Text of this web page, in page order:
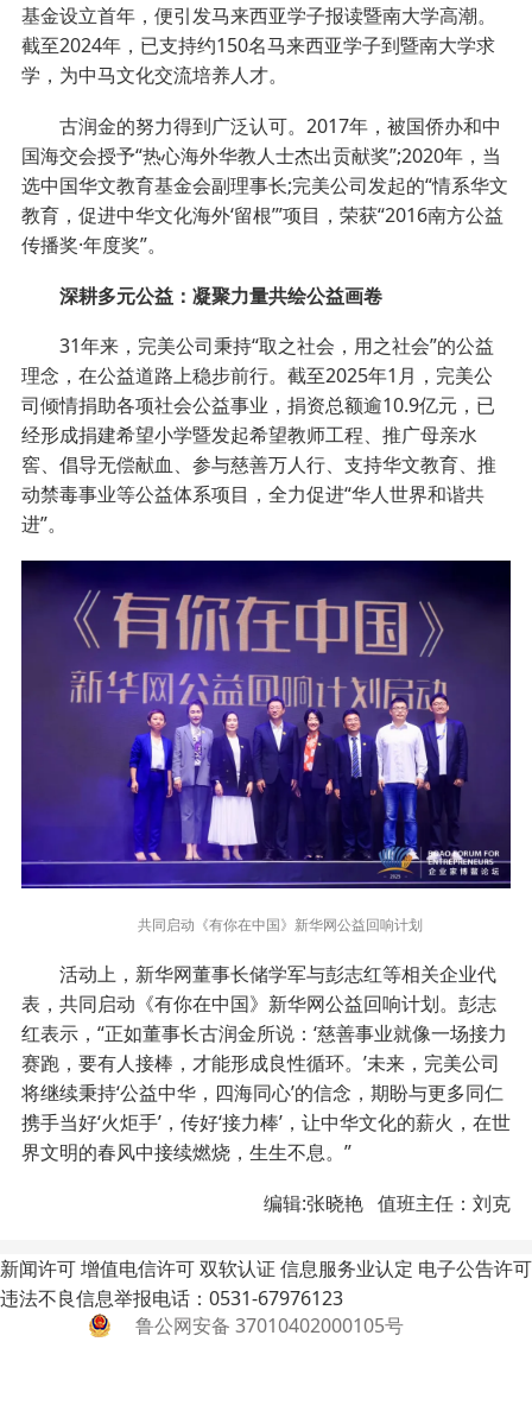
基金设立首年，便引发马来西亚学子报读暨南大学高潮。
截至2024年，已支持约150名马来西亚学子到暨南大学求
学，为中马文化交流培养人才。
古润金的努力得到广泛认可。2017年，被国侨办和中
国海交会授予“热心海外华教人士杰出贡献奖”;2020年，当
选中国华文教育基金会副理事长;完美公司发起的“情系华文
教育，促进中华文化海外‘留根’”项目，荣获“2016南方公益
传播奖·年度奖”。
深耕多元公益：凝聚力量共绘公益画卷
31年来，完美公司秉持“取之社会，用之社会”的公益
理念，在公益道路上稳步前行。截至2025年1月，完美公
司倾情捐助各项社会公益事业，捐资总额逾10.9亿元，已
经形成捐建希望小学暨发起希望教师工程、推广母亲水
窖、倡导无偿献血、参与慈善万人行、支持华文教育、推
动禁毒事业等公益体系项目，全力促进“华人世界和谐共
进”。
共同启动《有你在中国》新华网公益回响计划
活动上，新华网董事长储学军与彭志红等相关企业代
表，共同启动《有你在中国》新华网公益回响计划。彭志
红表示，“正如董事长古润金所说：‘慈善事业就像一场接力
赛跑，要有人接棒，才能形成良性循环。’未来，完美公司
将继续秉持‘公益中华，四海同心’的信念，期盼与更多同仁
携手当好‘火炬手’，传好‘接力棒’，让中华文化的薪火，在世
界文明的春风中接续燃烧，生生不息。”
编辑:张晓艳 值班主任：刘克
新闻许可增值电信许可双软认证 信息服务业认定 电子公告许可
违法不良信息举报电话：0531-67976123
鲁公网安备 37010402000105号